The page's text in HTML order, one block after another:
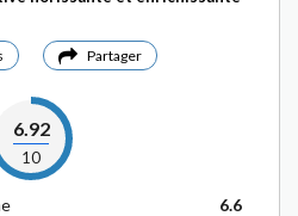
Partager
6.92
10
6.6